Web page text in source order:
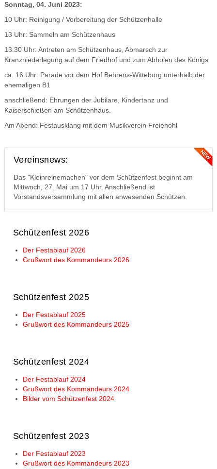
Sonntag, 04. Juni 2023:
10 Uhr: Reinigung / Vorbereitung der Schützenhalle
13 Uhr: Sammeln am Schützenhaus
13.30 Uhr: Antreten am Schützenhaus, Abmarsch zur
Kranzniederlegung auf dem Friedhof und zum Abholen des Königs
ca. 16 Uhr: Parade vor dem Hof Behrens-Witteborg unterhalb der
ehemaligen B1
anschließend: Ehrungen der Jubilare, Kindertanz und
Kaiserschießen am Schützenhaus.
Am Abend: Festausklang mit dem Musikverein Freienohl
Vereinsnews:
Das "Kleinreinemachen" vor dem Schützenfest beginnt am
Mittwoch, 27. Mai um 17 Uhr. Anschließend ist
Vorstandsversammlung mit allen anwesenden Schützen.
Schützenfest 2026
Der Festablauf 2026
Grußwort des Kommandeurs 2026
Schützenfest 2025
Der Festablauf 2025
Grußwort des Kommandeurs 2025
Schützenfest 2024
Der Festablauf 2024
Grußwort des Kommandeurs 2024
Bilder vom Schützenfest 2024
Schützenfest 2023
Der Festablauf 2023
Grußwort des Kommandeurs 2023